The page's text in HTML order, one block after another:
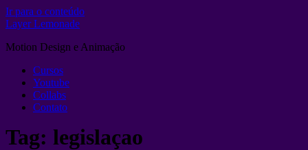
Ir para o conteúdo
Layer Lemonade
Motion Design e Animação
Cursos
Youtube
Collabs
Contato
Tag: legislaçao